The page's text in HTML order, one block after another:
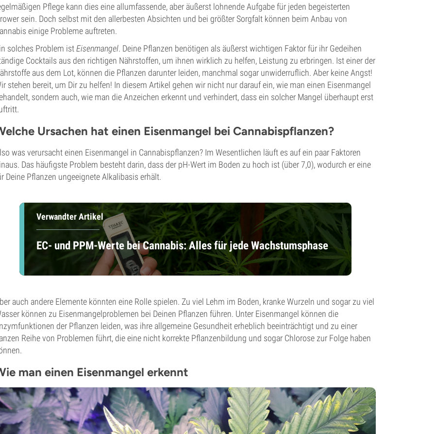
Pflege kann dies eine allumfassende, aber äußerst lohnende Aufgabe für jeden begeisterten
sein. Doch selbst mit den allerbesten Absichten und bei größter Sorgfalt können beim Anbau von
einige Probleme auftreten.
solches Problem istEisenmangel. Deine Pflanzen benötigen als äußerst wichtigen Faktor für ihr Gedeihen
Cocktails aus den richtigen Nährstoffen, um ihnen wirklich zu helfen, Leistung zu erbringen. Ist einer der
aus dem Lot, können die Pflanzen darunter leiden, manchmal sogar unwiderruflich. Aber keine Angst!
stehen bereit, um Dir zu helfen! In diesem Artikel gehen wir nicht nur darauf ein, wie man einen Eisenmangel
sondern auch, wie man die Anzeichen erkennt und verhindert, dass ein solcher Mangel überhaupt erst
Ursachen hat einen Eisenmangel bei Cannabispflanzen?
was verursacht einen Eisenmangel in Cannabispflanzen? Im Wesentlichen läuft es auf ein paar Faktoren
Das häufigste Problem besteht darin, dass der pH-Wert im Boden zu hoch ist (über 7,0), wodurch er eine
Deine Pflanzen ungeeignete Alkalibasis erhält.
Verwandter Artikel
EC- und PPM-Werte bei Cannabis: Alles für jede Wachstumsphase
auch andere Elemente könnten eine Rolle spielen. Zu viel Lehm im Boden, kranke Wurzeln und sogar zu viel
können zu Eisenmangelproblemen bei Deinen Pflanzen führen. Unter Eisenmangel können die
der Pflanzen leiden, was ihre allgemeine Gesundheit erheblich beeinträchtigt und zu einer
Reihe von Problemen führt, die eine nicht korrekte Pflanzenbildung und sogar Chlorose zur Folge haben
man einen Eisenmangel erkennt